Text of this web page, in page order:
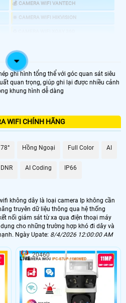
💰 CAMERA WIFI VANTECH
🔆 CAMERA WIFI HIKVISION
🖥 LẮP CAMERA TRỌN BỘ
có nhiều chức năng ưu việt mà bạn nên sử
thoại 2 chiều. xoay 360 độ hay camera có
trộm mà tùy loại camera có những
ghi hình tổng thể với góc quan sát siêu
quan trọng, giúp ghi lại được nhiều cảnh
khung hình dễ dàng
WIFI CHÍNH HÃNG
78° Hồng Ngoại Full Color AI
AI Coding IP66
không dây là loại camera Ip không cần
truyên dữ liệu thông qua hệ thống
nối giám sát từ xa qua điện thoại máy
cho những trường hợp khó đi dây và
Ngày Upate: 8/4/2026 12:00:00 AM
20460